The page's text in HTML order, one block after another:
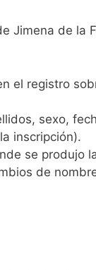
Jimena de
el registro
sexo,
inscripción).
se produjo
de